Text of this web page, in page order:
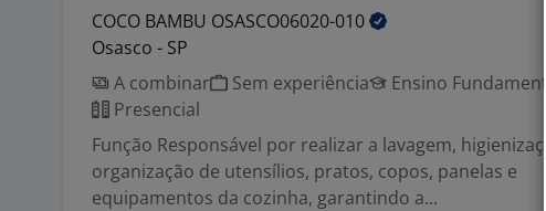
COCO BAMBU OSASCO06020-010
Osasco - SP
A combinar
Sem experiência
Ensino
Presencial
Função Responsável por realizar a lavagem,
organização de utensílios, pratos, copos, panelas e
equipamentos da cozinha, garantindo a...